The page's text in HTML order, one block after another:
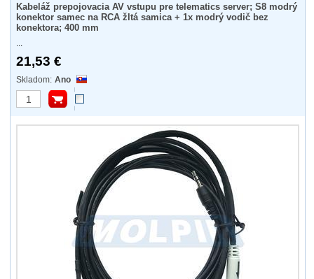
Kabeláž prepojovacia AV vstupu pre telematics server; S8 modrý
konektor samec na RCA žltá samica + 1x modrý vodič bez
konektora; 400 mm
...
21,53 €
Ano